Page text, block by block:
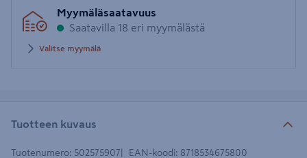
Myymäläsaatavuus
Saatavilla 18 eri myymälästä
Valitse myymälä
Tuotteen kuvaus
Tuotenumero: 502575907 EAN-koodi: 8718534675800